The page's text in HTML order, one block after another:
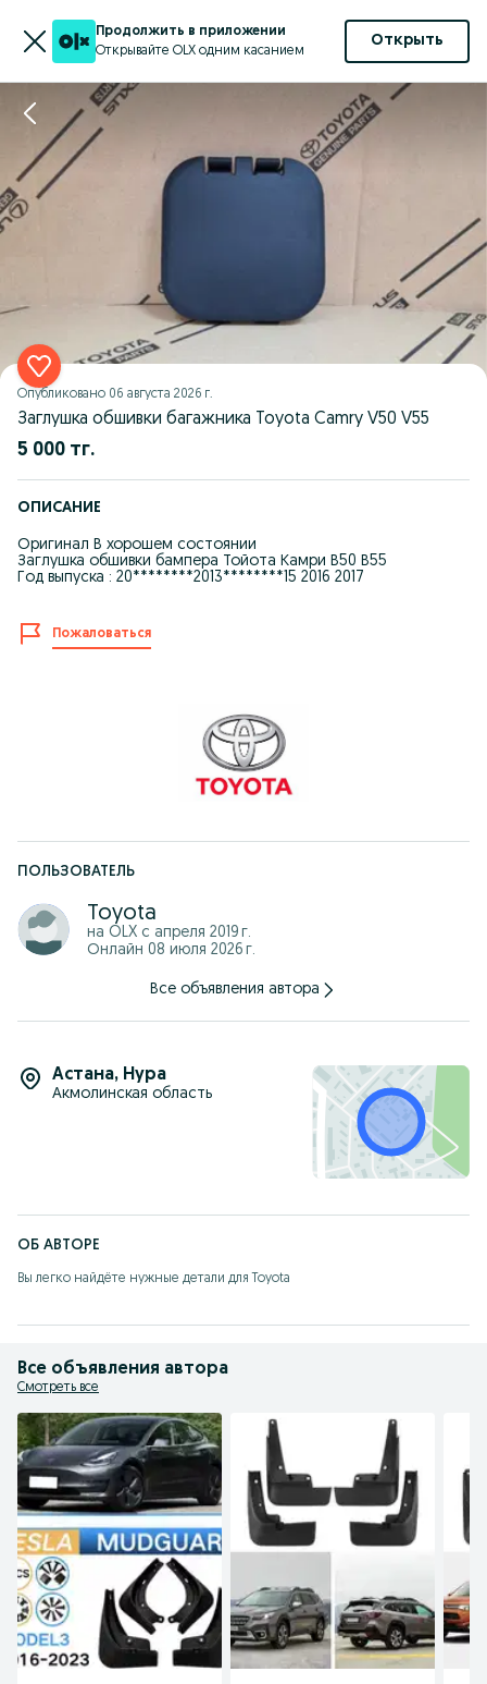
Продолжить в приложении
Открывайте OLX одним касанием
Открыть
Опубликовано 06 августа 2026 г.
Заглушка обшивки багажника Toyota Camry V50 V55
5 000 тг.
ОПИСАНИЕ
Оригинал В хорошем состоянии
Заглушка обшивки бампера Тойота Камри В50 В55
Год выпуска : 20********2013********15 2016 2017
Пожаловаться
ПОЛЬЗОВАТЕЛЬ
Toyota
на OLX с апреля 2019 г.
Онлайн 08 июля 2026 г.
Все объявления автора
Астана, Нура
Акмолинская область
ОБ АВТОРЕ
Вы легко найдёте нужные детали для Toyota
Все объявления автора
Смотреть все